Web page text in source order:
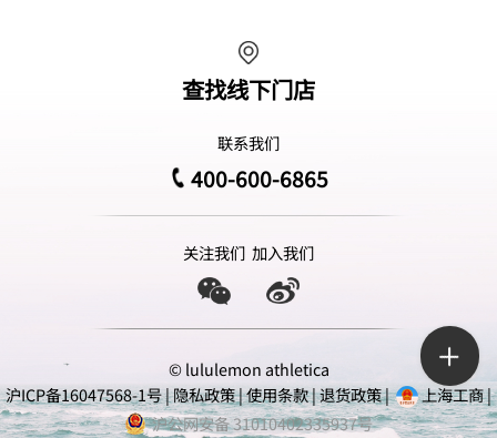
查找线下门店
联系我们
400-600-6865
关注我们 加入我们
© lululemon athletica
沪ICP备16047568-1号|隐私政策|使用条款|退货政策| 上海工商|
沪公网安备 31010402335937号